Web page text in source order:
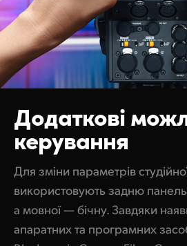
Додаткові
керування
Для зміни параметрів
використовують задню
а мовної — бічну. Завдяки
апаратних та програмних